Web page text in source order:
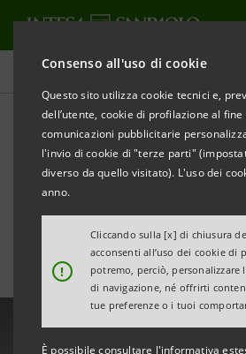
Consenso all'uso di cookie
Questo sito utilizza cookie tecnici e,
dell’utente, cookie di profilazione al
comunicazioni pubblicitarie
l'invio di cookie di "terze parti"
diverso da quello visitato). L'uso dei
anno.
!
Cliccando sulla [x] di chiusura
acconsenti all’uso dei cookie di
potremo, perciò, personalizzare
di navigazione, né offrirti
tue preferenze o i tuoi
È possibile consultare l'informativa
Tutte le news
Intesa Sanpaolo:
studenti
progetto “Z Lab”